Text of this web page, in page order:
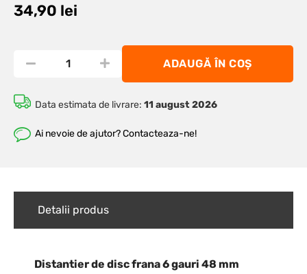
34,90 lei
ADAUGĂ ÎN COȘ
Data estimata de livrare: 11 august 2026
Ai nevoie de ajutor? Contacteaza-ne!
Detalii produs
Distantier de disc frana 6 gauri 48 mm